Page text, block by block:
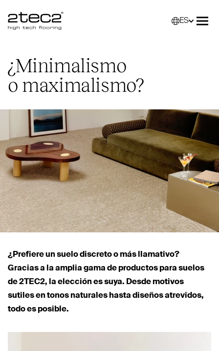
Primary
ES
¿Minimalismo
o maximalismo?
¿Prefiere un suelo discreto o más llamativo?
Gracias a la amplia gama de productos para suelos
de2TEC2, la elección es suya. Desde motivos
sutiles en tonos naturales hasta diseños atrevidos,
todo es posible.